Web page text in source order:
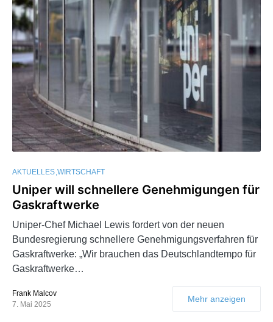
AKTUELLES WIRTSCHAFT
Uniper will schnellere Genehmigungen für
Gaskraftwerke
Uniper-Chef Michael Lewis fordert von der neuen
Bundesregierung schnellere Genehmigungsverfahren für
Gaskraftwerke: „Wir brauchen das Deutschlandtempo für
Gaskraftwerke…
Frank Malcov
7. Mai 2025
Mehr anzeigen